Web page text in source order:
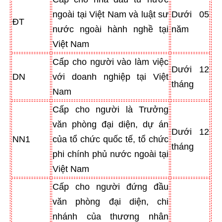
ĐT
ngoài tại Việt Nam và luật sư
nước ngoài hành nghề tại
Việt Nam
Dưới 05
năm
DN
Cấp cho người vào làm việc
với doanh nghiệp tại Việt
Nam
Dưới 12
tháng
NN1
Cấp cho người là Trưởng
văn phòng đại diện, dự án
của tổ chức quốc tế, tổ chức
phi chính phủ nước ngoài tại
Việt Nam
Dưới 12
tháng
Cấp cho người đứng đầu
văn phòng đại diện, chi
nhánh của thương nhân